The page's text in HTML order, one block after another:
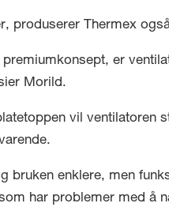
produserer Thermex
er
Morild.
vil ventilatoren
bruken enklere, men
har problemer med å